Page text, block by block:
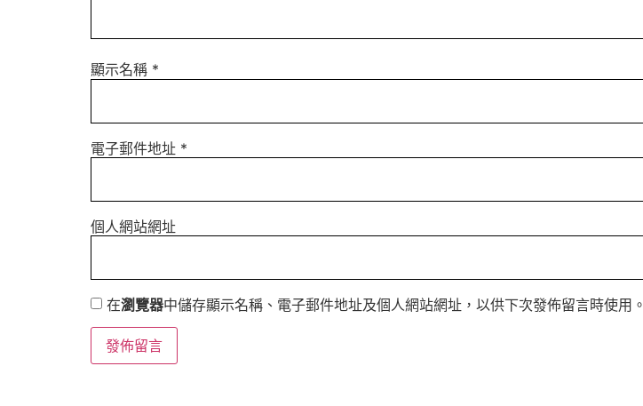
顯示名稱 *
電子郵件地址 *
個人網站網址
在瀏覽器中儲存顯示名稱、電子郵件地址及個人網站網址，以供下次發佈留言時使用。